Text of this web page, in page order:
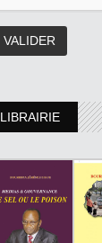
LIBRAIRIE